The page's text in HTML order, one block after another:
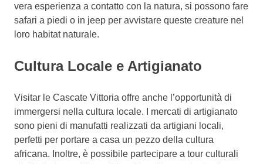
vera esperienza a contatto con la natura, si possono fare
safari a piedi o in jeep per avvistare queste creature nel
loro habitat naturale.
Cultura Locale e Artigianato
Visitar le Cascate Vittoria offre anche l’opportunità di
immergersi nella cultura locale. I mercati di artigianato
sono pieni di manufatti realizzati da artigiani locali,
perfetti per portare a casa un pezzo della cultura
africana. Inoltre, è possibile partecipare a tour culturali